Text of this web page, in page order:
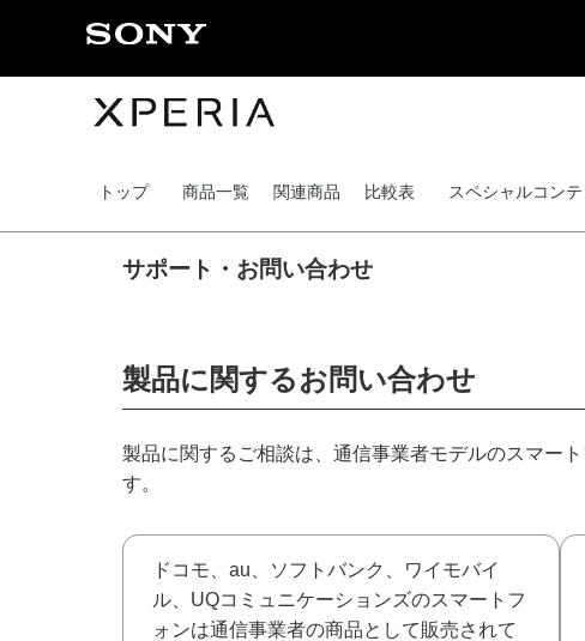
トップ 商品一覧 関連商品 比較表 スペシャルコン
サポート・お問い合わせ
製品に関するお問い合わせ
製品に関するご相談は、通信事業者モデルのスマー
す。
ドコモ、au、ソフトバンク、ワイモバイ
ル、UQコミュニケーションズのスマートフ
ォンは通信事業者の商品として販売されて